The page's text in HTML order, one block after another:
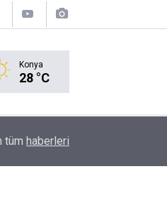
Konya
28 °C
Yasaklı Zirvesinde Bakın
tüm haberleri